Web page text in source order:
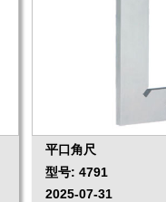
平口角尺
型号: 4791
2025-07-31